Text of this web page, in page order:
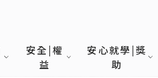
安全|權
益
安心就學|獎
助